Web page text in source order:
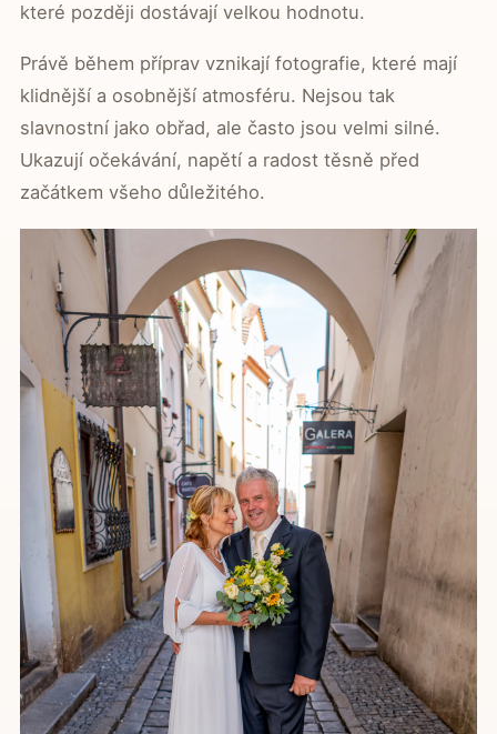
které později dostávají velkou hodnotu.
Právě během příprav vznikají fotografie, které mají
klidnější a osobnější atmosféru. Nejsou tak
slavnostní jako obřad, ale často jsou velmi silné.
Ukazují očekávání, napětí a radost těsně před
začátkem všeho důležitého.